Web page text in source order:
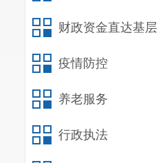
财政资金直达基层
疫情防控
养老服务
行政执法